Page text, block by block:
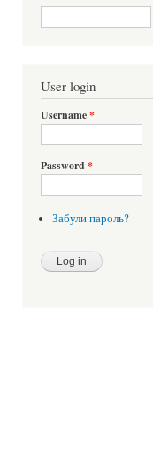
Search form
User login
Username*
Password *
Забули пароль?